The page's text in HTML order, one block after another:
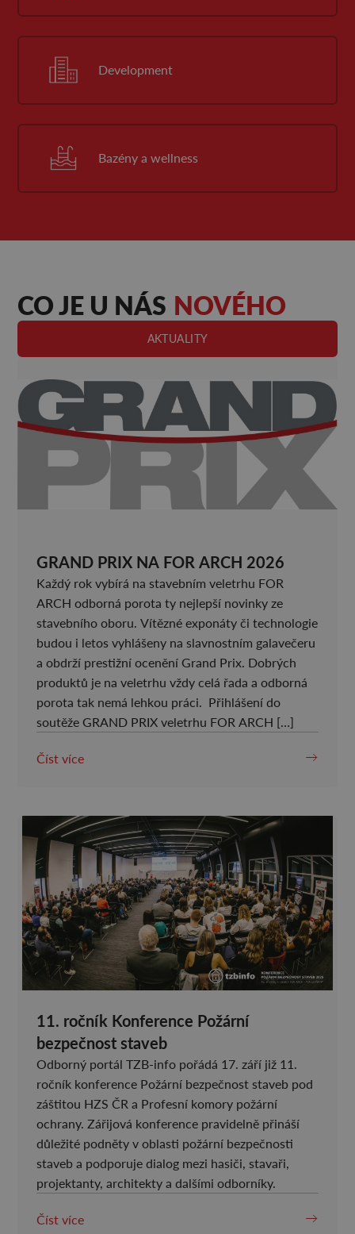
Development
Bazény a wellness
CO JE U NÁS NOVÉHO
AKTUALITY
GRAND PRIX NA FOR ARCH 2026
Každý rok vybírá na stavebním veletrhu FOR
ARCH odborná porota ty nejlepší novinky ze
stavebního oboru. Vítězné exponáty či technologie
budou i letos vyhlášeny na slavnostním galavečeru
a obdrží prestižní ocenění Grand Prix. Dobrých
produktů je na veletrhu vždy celá řada a odborná
porota tak nemá lehkou práci. Přihlášení do
soutěže GRAND PRIX veletrhu FOR ARCH […]
Číst více
11. ročník Konference Požární
bezpečnost staveb
Odborný portál TZB-info pořádá 17. září již 11.
ročník konference Požární bezpečnost staveb pod
záštitou HZS ČR a Profesní komory požární
ochrany. Zářijová konference pravidelně přináší
důležité podněty v oblasti požární bezpečnosti
staveb a podporuje dialog mezi hasiči, stavaři,
projektanty, architekty a dalšími odborníky.
Číst více